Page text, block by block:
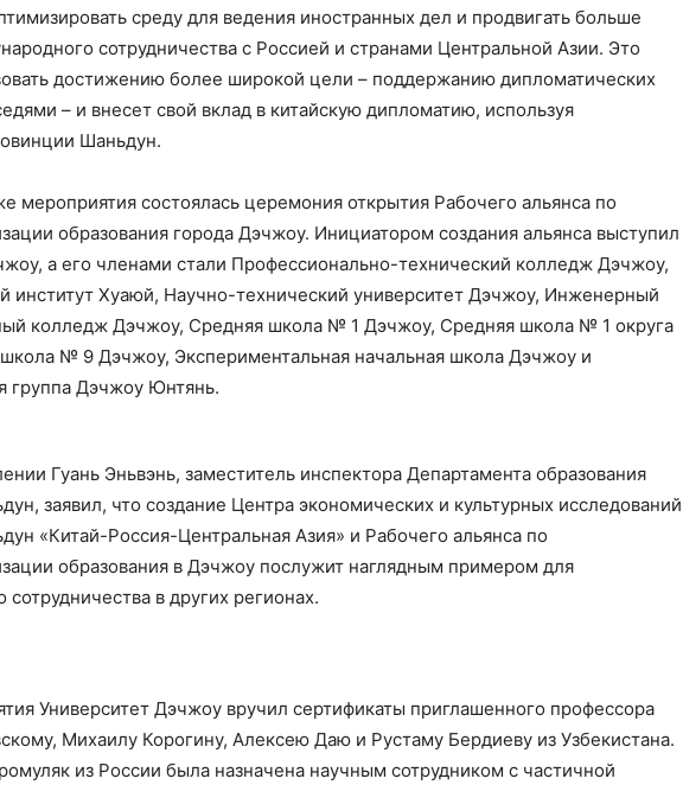
среду для ведения иностранных дел и продвигать больше
сотрудничества с Россией и странами Центральной Азии. Это
достижению более широкой цели – поддержанию дипломатических
– и внесет свой вклад в китайскую дипломатию, используя
Шаньдун.
мероприятия состоялась церемония открытия Рабочего альянса по
образования города Дэчжоу. Инициатором создания альянса выступил
а его членами стали Профессионально-технический колледж Дэчжоу,
институт Хуаюй, Научно-технический университет Дэчжоу, Инженерный
колледж Дэчжоу, Средняя школа № 1 Дэчжоу, Средняя школа № 1 округа
№ 9 Дэчжоу, Экспериментальная начальная школа Дэчжоу и
группа Дэчжоу Юнтянь.
Гуань Эньвэнь, заместитель инспектора Департамента образования
заявил, что создание Центра экономических и культурных исследований
«Китай-Россия-Центральная Азия» и Рабочего альянса по
образования в Дэчжоу послужит наглядным примером для
в других регионах.
Университет Дэчжоу вручил сертификаты приглашенного профессора
Михаилу Корогину, Алексею Даю и Рустаму Бердиеву из Узбекистана.
из России была назначена научным сотрудником с частичной